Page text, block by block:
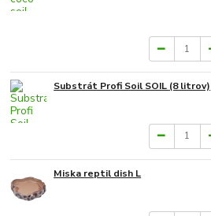
Substrát Profi Soil SOIL (8 litrov)
Miska reptil dish L